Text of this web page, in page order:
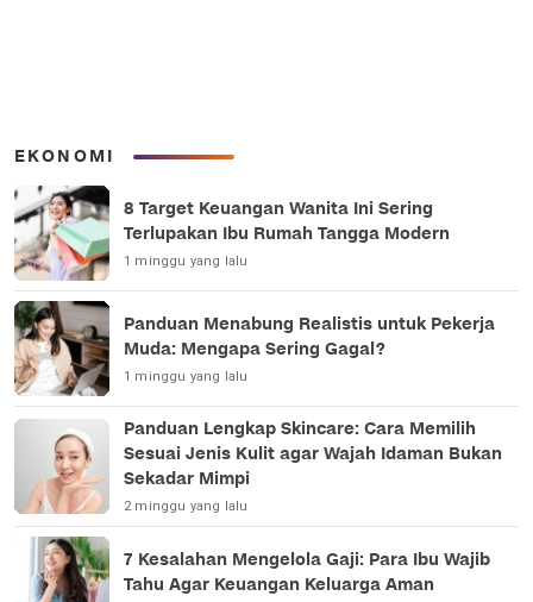
EKONOMI
8 Target Keuangan Wanita Ini Sering
Terlupakan Ibu Rumah Tangga Modern
1 minggu yang lalu
Panduan Menabung Realistis untuk Pekerja
Muda: Mengapa Sering Gagal?
1 minggu yang lalu
Panduan Lengkap Skincare: Cara Memilih
Sesuai Jenis Kulit agar Wajah Idaman Bukan
Sekadar Mimpi
2 minggu yang lalu
7 Kesalahan Mengelola Gaji: Para Ibu Wajib
Tahu Agar Keuangan Keluarga Aman